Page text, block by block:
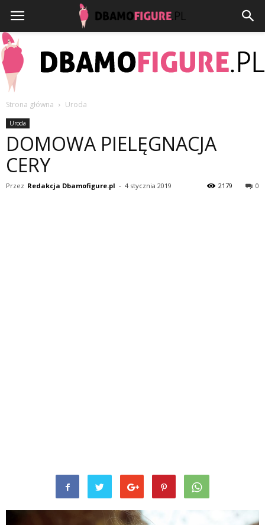
Strona główna Uroda
Uroda
DOMOWA PIELĘGNACJA
CERY
Przez Redakcja Dbamofigure.pl - 4 stycznia 2019 0
2179